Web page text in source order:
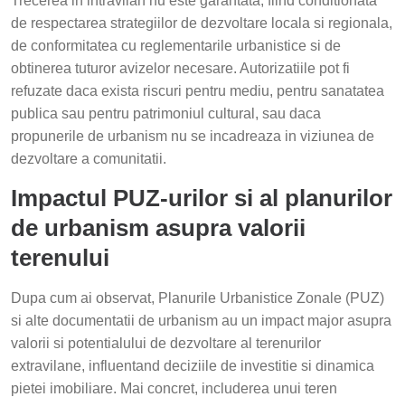
de respectarea strategiilor de dezvoltare locala si regionala,
de conformitatea cu reglementarile urbanistice si de
obtinerea tuturor avizelor necesare. Autorizatiile pot fi
refuzate daca exista riscuri pentru mediu, pentru sanatatea
publica sau pentru patrimoniul cultural, sau daca
propunerile de urbanism nu se incadreaza in viziunea de
dezvoltare a comunitatii.
Impactul PUZ-urilor si al planurilor
de urbanism asupra valorii
terenului
Dupa cum ai observat, Planurile Urbanistice Zonale (PUZ)
si alte documentatii de urbanism au un impact major asupra
valorii si potentialului de dezvoltare al terenurilor
extravilane, influentand deciziile de investitie si dinamica
pietei imobiliare. Mai concret, includerea unui teren